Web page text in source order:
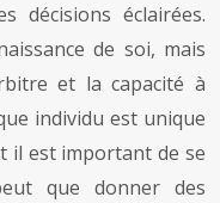
décisions éclairées.
de soi, mais
et la capacité à
individu est unique
il est important de se
que donner des